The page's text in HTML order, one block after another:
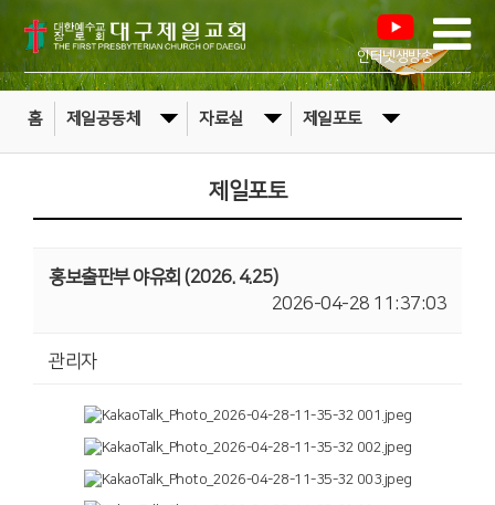
인터넷생방송
홈 제일공동체 자료실 제일포토
제일포토
홍보출판부 야유회 (2026. 4.25)
2026-04-28 11:37:03
관리자